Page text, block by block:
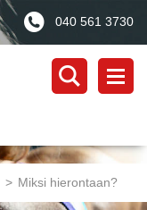
040 561 3730
> Miksi hierontaan?